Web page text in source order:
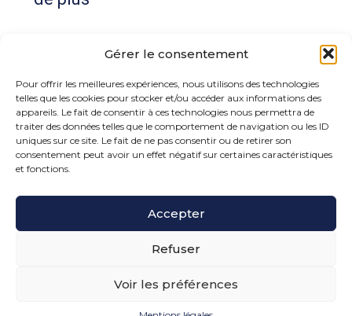
Gérer le consentement
Pour offrir les meilleures expériences, nous utilisons des technologies
telles que les cookies pour stocker et/ou accéder aux informations des
appareils. Le fait de consentir à ces technologies nous permettra de
traiter des données telles que le comportement de navigation ou les ID
uniques sur ce site. Le fait de ne pas consentir ou de retirer son
consentement peut avoir un effet négatif sur certaines caractéristiques
et fonctions.
Accepter
Refuser
Voir les préférences
Commentaires récents
Aucun commentaire à afficher.
15 rue de la Bonne Rencontre – 77860 Quincy
Voisins
PLAN DU SITE